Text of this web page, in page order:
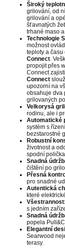
Široký
grilování, od
grilování a
šťavnatých
trhané maso
Technologie
možnost
teploty a
Connect.
propojit přes
Connect
Connect
upozorní na
obsahuje dva
grilovaných
Velkorysá
rodinu, ale i
Automatické
systém s
bezstarostné
Robustní
životnost a
spodní
Snadná
čištění po
Přesná
pro snadné
Autentická
které
Všestrannost:
s jedním
Snadná
popela
Elegantní
Searwood
terasy.